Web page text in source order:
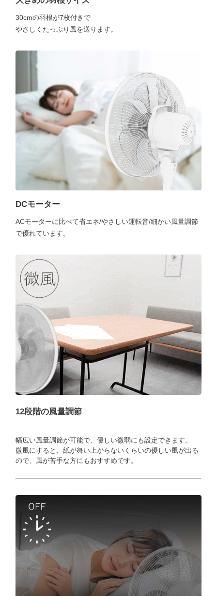
30cmの羽根が7枚付きで
やさしくたっぷり風を送ります。
DCモーター
ACモーターに比べて省エネ/やさしい運転音/細かい風量調節
で優れています。
12段階の風量調節
幅広い風量調節が可能で、優しい微弱にも設定できます。
微風にすると、紙が舞い上がらないくらいの優しい風が出る
ので、風が苦手な方にもおすすめです。